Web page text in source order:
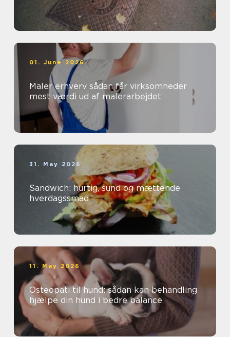
01. June 2026
Maler erhverv sådan får virksomheder
mest værdi ud af malerarbejdet
31. May 2026
Sandwich: hurtig, sund og mættende
hverdagssmad
11. May 2026
Osteopati til hund: sådan kan behandling
hjælpe din hund i bedre balance